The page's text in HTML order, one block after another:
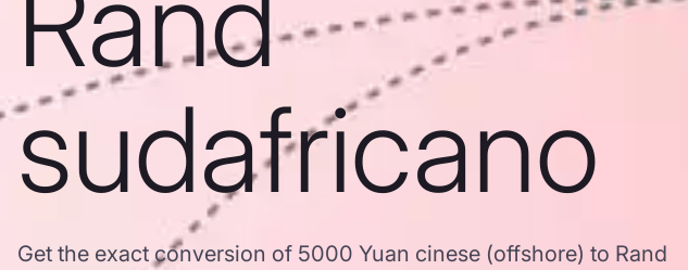
sudafricano
Get the exact conversion of 5000 Yuan cinese (offshore) to Rand